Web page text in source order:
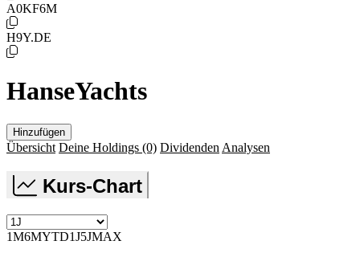
A0KF6M
H9Y.DE
HanseYachts
Hinzufügen
Übersicht Deine Holdings (0) Dividenden Analysen
Kurs-Chart
1M6MYTD1J5JMAX